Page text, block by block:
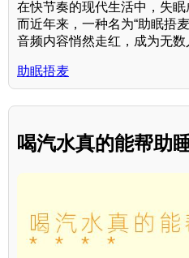
在快节奏的现代生活中，失眠
而近年来，一种名为“助眠捂
音频内容悄然走红，成为无数
助眠捂麦
喝汽水真的能帮助